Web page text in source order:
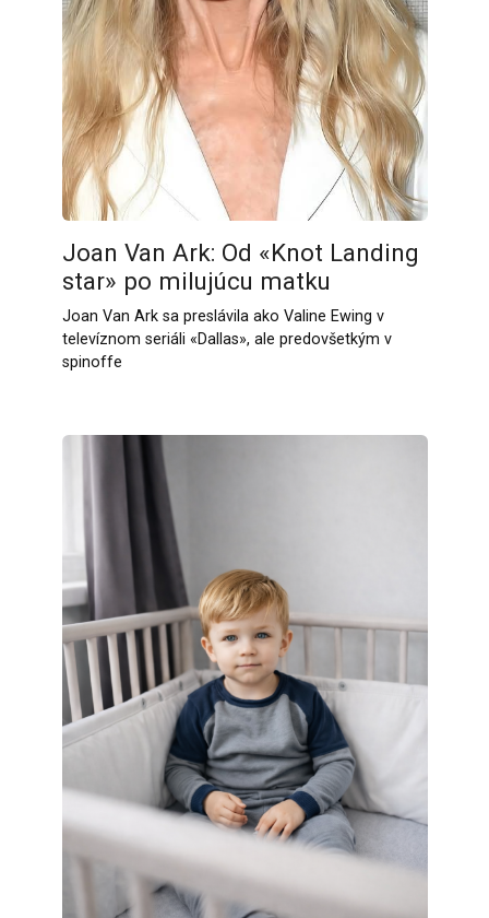
Joan Van Ark: Od «Knot Landing
star» po milujúcu matku
Joan Van Ark sa preslávila ako Valine Ewing v
televíznom seriáli «Dallas», ale predovšetkým v
spinoffe